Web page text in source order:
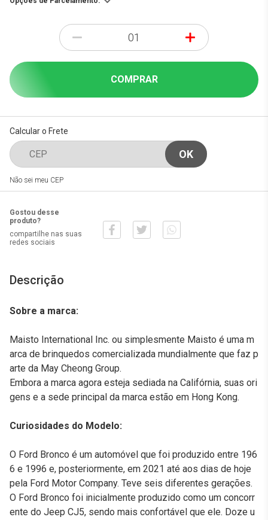
- +
COMPRAR
Calcular o Frete
Não sei meu CEP
Gostou desse
produto?
compartilhe nas suas
redes sociais
Descrição
Sobre a marca:
Maisto International Inc. ou simplesmente Maisto é uma m
arca de brinquedos comercializada mundialmente que faz p
arte da May Cheong Group.
Embora a marca agora esteja sediada na Califórnia, suas ori
gens e a sede principal da marca estão em Hong Kong.
Curiosidades do Modelo:
O Ford Bronco é um automóvel que foi produzido entre 196
6 e 1996 e, posteriormente, em 2021 até aos dias de hoje
pela Ford Motor Company. Teve seis diferentes gerações.
O Ford Bronco foi inicialmente produzido como um concorr
ente do Jeep CJ5, sendo mais confortável que ele. Doze u